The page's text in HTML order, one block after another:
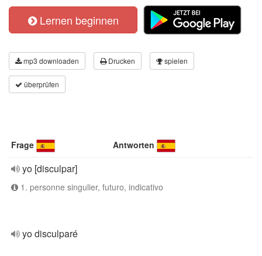
Lernen beginnen
mp3 downloaden Drucken spielen
überprüfen
Frage Antworten
yo [disculpar]
1. personne singulier, futuro, indicativo
yo disculparé